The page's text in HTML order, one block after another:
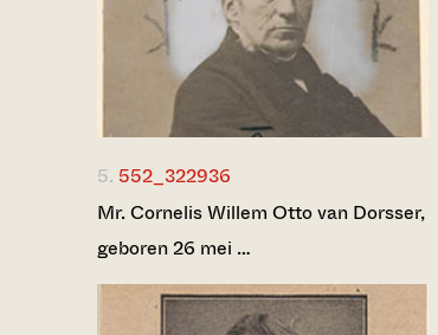
5. 552_322936
Mr. Cornelis Willem Otto van Dorsser,
geboren 26 mei …